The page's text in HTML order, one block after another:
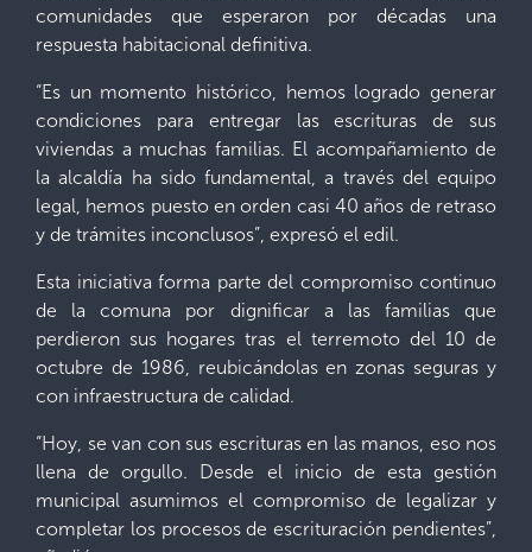
comunidades que esperaron por décadas una
respuesta habitacional definitiva.
“Es un momento histórico, hemos logrado generar
condiciones para entregar las escrituras de sus
viviendas a muchas familias. El acompañamiento de
la alcaldía ha sido fundamental, a través del equipo
legal, hemos puesto en orden casi 40 años de retraso
y de trámites inconclusos”, expresó el edil.
Esta iniciativa forma parte del compromiso continuo
de la comuna por dignificar a las familias que
perdieron sus hogares tras el terremoto del 10 de
octubre de 1986, reubicándolas en zonas seguras y
con infraestructura de calidad.
“Hoy, se van con sus escrituras en las manos, eso nos
llena de orgullo. Desde el inicio de esta gestión
municipal asumimos el compromiso de legalizar y
completar los procesos de escrituración pendientes”,